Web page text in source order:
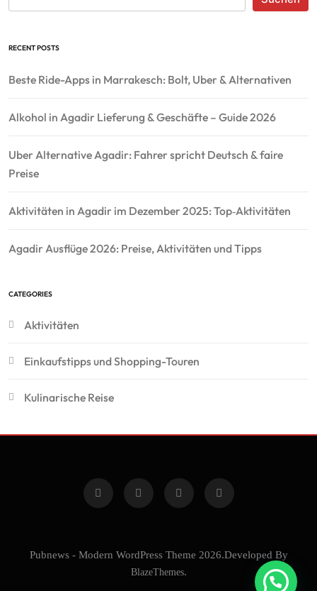
RECENT POSTS
Beste Ride-Apps in Marrakesch: Bolt, Uber & Alternativen
Alkohol in Agadir Lieferung & Geschäfte – Guide 2026
Uber Alternative Agadir: Fahrer spricht Deutsch & faire
Preise
Aktivitäten in Agadir im Dezember 2025: Top‑Aktivitäten
Agadir Ausflüge 2026: Preise, Aktivitäten und Tipps
CATEGORIES
Aktivitäten
Einkaufstipps und Shopping-Touren
Kulinarische Reise
Pubnews - Modern WordPress Theme 2026.Developed By
BlazeThemes.